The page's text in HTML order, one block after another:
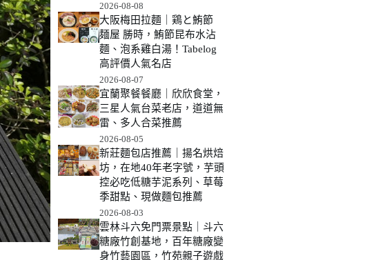
2026-08-08
大阪梅田拉麵｜鶏と鮪節
麺屋 勝時，鮪節昆布水沾
麵、泡系雞白湯！Tabelog
高評價人氣名店
2026-08-07
宜蘭聚餐餐廳｜欣欣食堂，
三星人氣台菜老店，道道無
雷、多人合菜推薦
2026-08-05
新莊麵包店推薦｜揚名烘焙
坊，在地40年老字號，芋頭
控必吃低糖芋泥系列、草莓
季甜點、現做麵包推薦
2026-08-03
雲林斗六免門票景點｜斗六
糖廠竹創基地，百年糖廠變
身竹藝園區，竹苑親子遊戲